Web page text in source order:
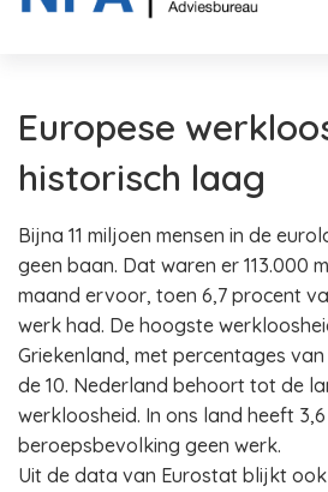
Europese
historisch laag
Bijna 11 miljoen mensen in de
geen baan. Dat waren er 113.000
maand ervoor, toen 6,7 procent
werk had. De hoogste
Griekenland, met percentages
de 10. Nederland behoort tot de
werkloosheid. In ons land heeft
beroepsbevolking geen werk.
Uit de data van Eurostat blijkt